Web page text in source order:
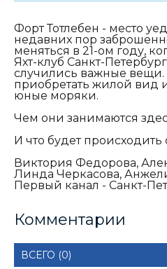
Форт Тотлебен - место
недавних пор
меняться в 21-ом году,
Яхт-клуб Санкт-
случились важные вещи.
приобретать жилой вид
юные моряки.
Чем они занимаются
И что будет
Виктория Федорова,
Линда Черкасова,
Первый канал - Санкт-
Комментарии
ВСЕГО (0)